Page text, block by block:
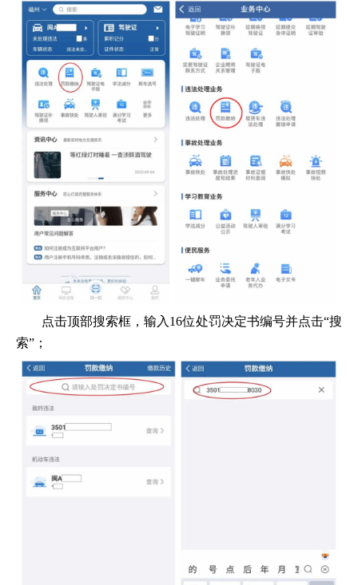
点击顶部搜索框，输入16位处罚决定书编号并点击“搜
索”；